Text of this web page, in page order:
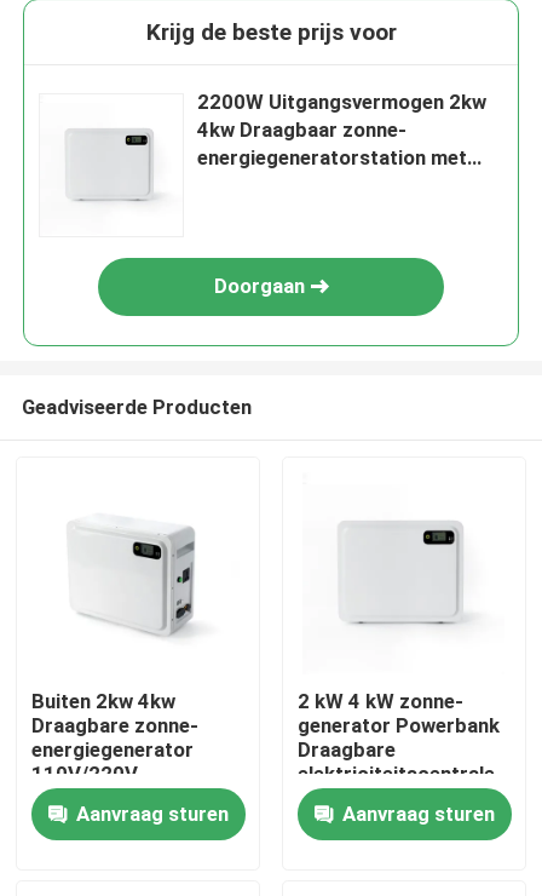
Thuis
Producten
Krijg de beste prijs voor
2200W Uitgangsvermogen 2kw
4kw Draagbaar zonne-
energiegeneratorstation met
Doorgaan
Geadviseerde Producten
Buiten 2kw 4kw
Draagbare zonne-
energiegenerator
110V/220V
Energieopslag
Lithiumbatterij Power
Station
Aanvraag sturen
2 kW 4 kW zonne-
generator Powerbank
Draagbare
elektriciteitscentrale
Zonne-generator
Aanvraag sturen